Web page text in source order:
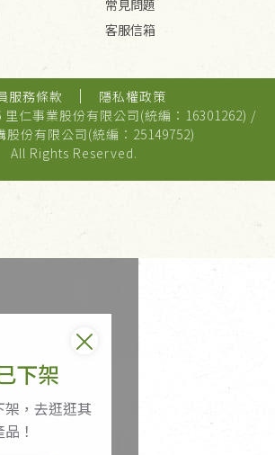
常見問題
客服信箱
服務條款
隱私權政策
仁事業股份有限公司(統編：16301262) /
股份有限公司(統編：25149752)
All Rights Reserved.
下架
，去逛逛其
！